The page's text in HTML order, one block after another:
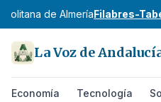
de AlmeríaFilabres-
La Voz de
Economía Tecnología